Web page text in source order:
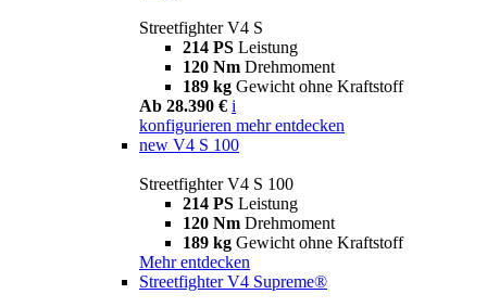
Streetfighter V4 S
214 PS Leistung
120 Nm Drehmoment
189 kg Gewicht ohne Kraftstoff
Ab 28.390 € i
konfigurieren mehr entdecken
new V4 S 100
Streetfighter V4 S 100
214 PS Leistung
120 Nm Drehmoment
189 kg Gewicht ohne Kraftstoff
Mehr entdecken
Streetfighter V4 Supreme®